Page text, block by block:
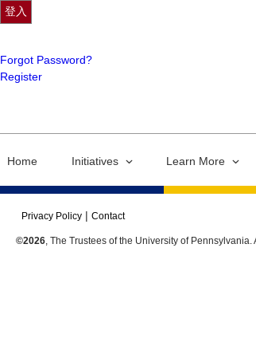
Forgot Password?
Register
Home Initiatives Learn More
Privacy Policy Contact
©2026, The Trustees of the University of